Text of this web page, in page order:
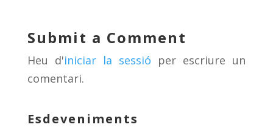
y d
s
a
m
ar
te
ix
Submit a Comment
Heu d'iniciar la sessió per escriure un
comentari.
Esdeveniments